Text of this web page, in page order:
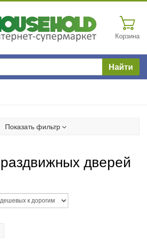
Корзина
Найти
Показать фильтр
дверей